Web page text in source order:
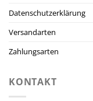
Datenschutzerklärung
Versandarten
Zahlungsarten
KONTAKT